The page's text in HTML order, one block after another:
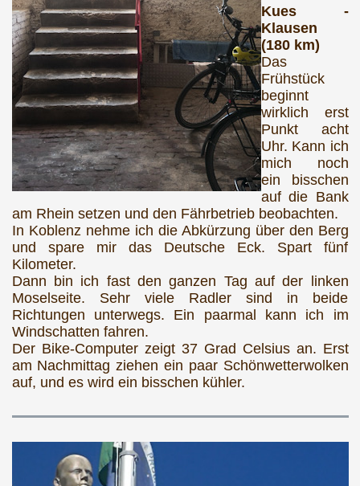
Kues -
Klausen
(180 km)
Das
Frühstück
beginnt
wirklich erst
Punkt acht
Uhr. Kann ich
mich noch
ein bisschen
auf die Bank
am Rhein setzen und den Fährbetrieb beobachten.
In Koblenz nehme ich die Abkürzung über den Berg
und spare mir das Deutsche Eck. Spart fünf
Kilometer.
Dann bin ich fast den ganzen Tag auf der linken
Moselseite. Sehr viele Radler sind in beide
Richtungen unterwegs. Ein paarmal kann ich im
Windschatten fahren.
Der Bike-Computer zeigt 37 Grad Celsius an. Erst
am Nachmittag ziehen ein paar Schönwetterwolken
auf, und es wird ein bisschen kühler.